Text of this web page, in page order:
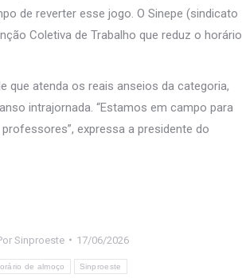
de reverter esse jogo. O Sinepe (sindicato
Coletiva de Trabalho que reduz o horário
que atenda os reais anseios da categoria,
intrajornada. “Estamos em campo para
expressa a presidente do
Sinproeste 17/06/2026
de almoço Sinproeste